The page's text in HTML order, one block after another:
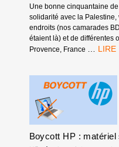
!
Une bonne cinquantaine de
solidarité avec la Palestine,
endroits (nos camarades
étaient là) et de différentes
Provence, France
D’AIX-
Boycott HP : matériel